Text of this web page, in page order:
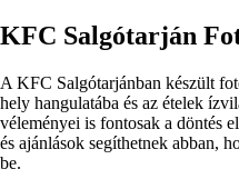
KFC Salgótarján
A KFC Salgótarjánban készült
hely hangulatába és az ételek
véleményei is fontosak a döntés
és ajánlások segíthetnek abban,
be.